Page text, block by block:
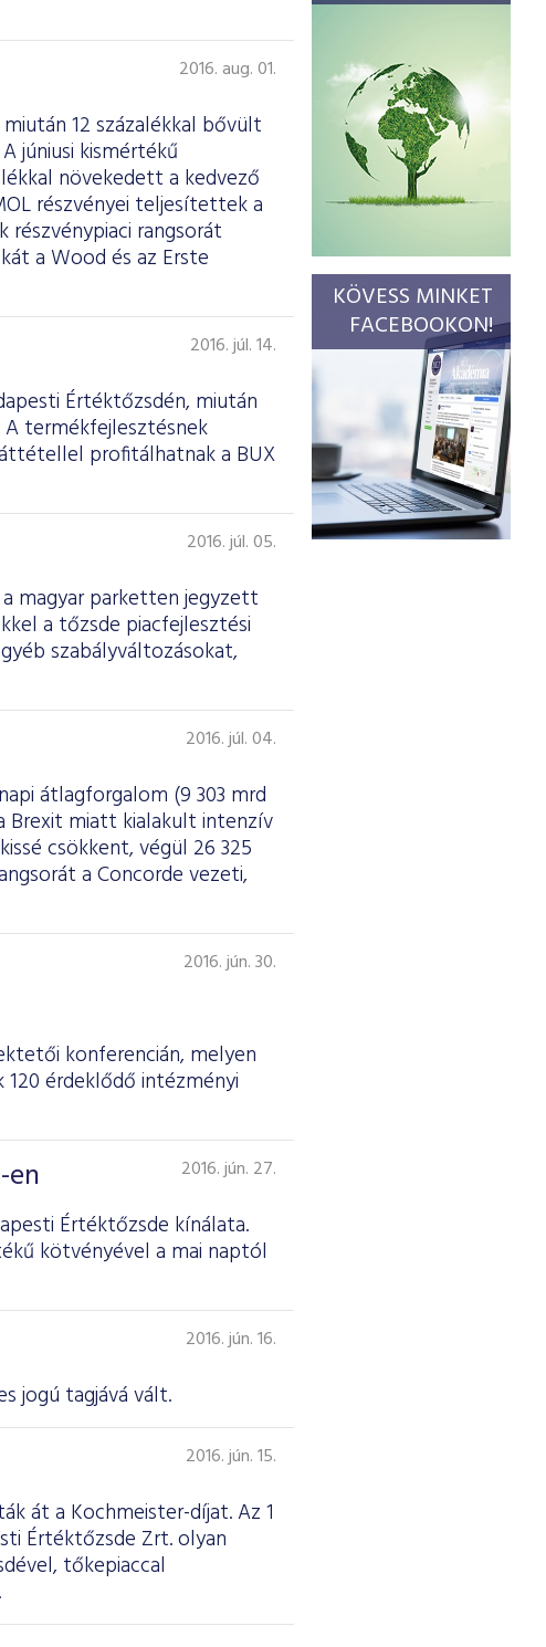
2016. aug. 01.
12 százalékkal bővült
júniusi kismértékű
növekedett a kedvező
részvényei teljesítettek a
rangsorát
a Wood és az Erste
2016. júl. 14.
Értéktőzsdén, miután
termékfejlesztésnek
profitálhatnak a BUX
2016. júl. 05.
magyar parketten jegyzett
a tőzsde piacfejlesztési
szabályváltozásokat,
2016. júl. 04.
átlagforgalom (9 303 mrd
Brexit miatt kialakult intenzív
csökkent, végül 26 325
a Concorde vezeti,
2016. jún. 30.
konferencián, melyen
érdeklődő intézményi
en 2016. jún. 27.
Értéktőzsde kínálata.
kötvényével a mai naptól
2016. jún. 16.
jogú tagjává vált.
2016. jún. 15.
át a Kochmeister-díjat. Az 1
Értéktőzsde Zrt. olyan
tőkepiaccal
KÖVESS MINKET
FACEBOOKON!